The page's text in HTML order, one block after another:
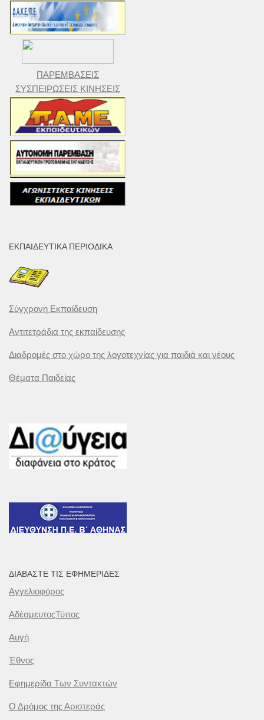
ΠΑΡΕΜΒΑΣΕΙΣ
ΣΥΣΠΕΙΡΩΣΕΙΣ ΚΙΝΗΣΕΙΣ
ΕΚΠΑΙΔΕΥΤΙΚΆ ΠΕΡΙΟΔΙΚΆ
Σύγχρονη Εκπαίδευση
Αντιτετράδια της εκπαίδευσης
Διαδρομές στο χώρο της λογοτεχνίας για παιδιά και νέους
Θέματα Παιδείας
ΔΙΑΒΆΣΤΕ ΤΙΣ ΕΦΗΜΕΡΊΔΕΣ
Αγγελιοφόρος
ΑδέσμευτοςΤύπος
Αυγή
Έθνος
Εφημερίδα Των Συντακτών
Ο Δρόμος της Αριστεράς